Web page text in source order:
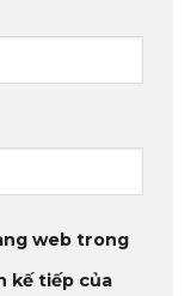
web trong
kế tiếp của